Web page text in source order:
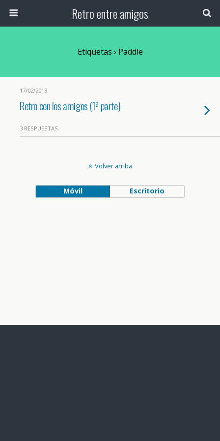
Retro entre amigos
Etiquetas › Paddle
17/02/2013
Retro con los amigos (1ª parte)
3 RESPUESTAS
Volver arriba
Móvil Escritorio